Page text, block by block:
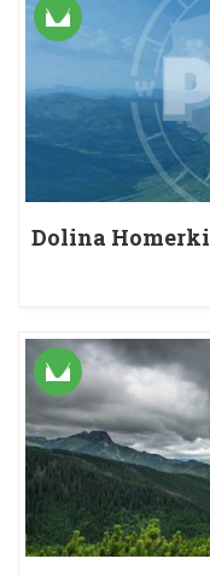
Dolina Homerki